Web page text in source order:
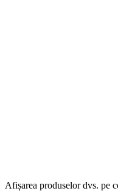
Afișarea produselor dvs. pe